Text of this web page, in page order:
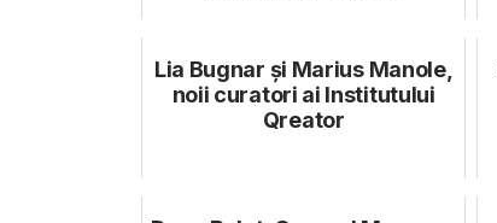
Lia Bugnar și Marius Manole,
noii curatori ai Institutului
Qreator